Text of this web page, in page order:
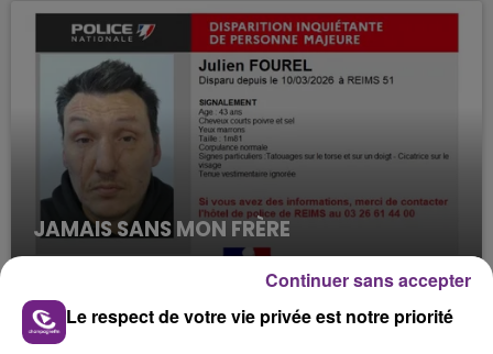
JAMAIS SANS MON FRÈRE
Julien Fourel n'a plus donné signé de vie depuis 5
mois. Sa sœur poursuit ses recherches pour le
retrouver.
Le respect de votre vie privée est notre priorité
Continuer sans accepter